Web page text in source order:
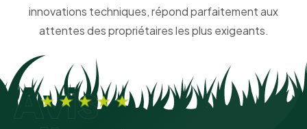
innovations techniques, répond parfaitement aux
attentes des propriétaires les plus exigeants.
Avis